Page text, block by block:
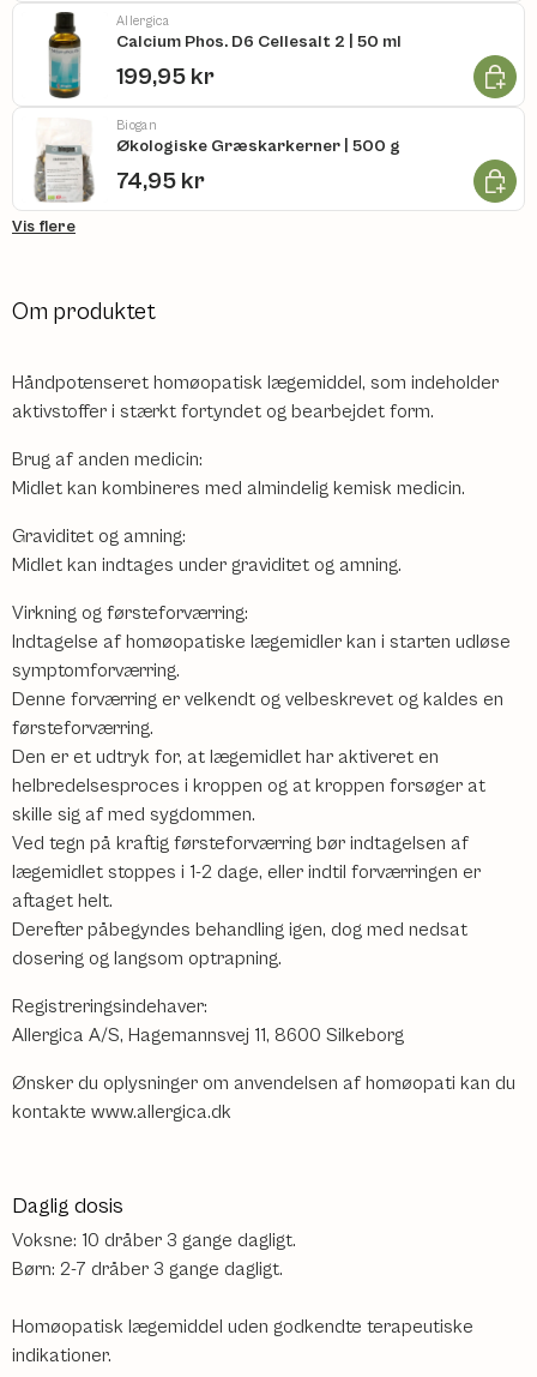
Allergica
Calcium Phos. D6 Cellesalt 2 | 50 ml
199,95 kr Læg i
Biogan
Økologiske Græskarkerner | 500 g
74,95 kr Læg i
Vis flere
Om produktet
Håndpotenseret homøopatisk lægemiddel, som indeholder
aktivstoffer i stærkt fortyndet og bearbejdet form.
Brug af anden medicin:
Midlet kan kombineres med almindelig kemisk medicin.
Graviditet og amning:
Midlet kan indtages under graviditet og amning.
Virkning og førsteforværring:
Indtagelse af homøopatiske lægemidler kan i starten udløse
symptomforværring.
Denne forværring er velkendt og velbeskrevet og kaldes en
førsteforværring.
Den er et udtryk for, at lægemidlet har aktiveret en
helbredelsesproces i kroppen og at kroppen forsøger at
skille sig af med sygdommen.
Ved tegn på kraftig førsteforværring bør indtagelsen af
lægemidlet stoppes i 1-2 dage, eller indtil forværringen er
aftaget helt.
Derefter påbegyndes behandling igen, dog med nedsat
dosering og langsom optrapning.
Registreringsindehaver:
Allergica A/S, Hagemannsvej 11, 8600 Silkeborg
Ønsker du oplysninger om anvendelsen af homøopati kan du
kontakte www.allergica.dk
Daglig dosis
Voksne: 10 dråber 3 gange dagligt.
Børn: 2-7 dråber 3 gange dagligt.
Homøopatisk lægemiddel uden godkendte terapeutiske
indikationer.